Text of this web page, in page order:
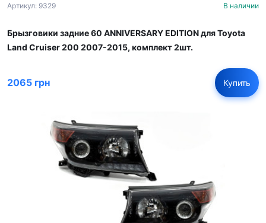
Артикул: 9329 В наличии
Брызговики задние 60 ANNIVERSARY EDITION для Toyota
Land Cruiser 200 2007-2015, комплект 2шт.
2065 грн Купить